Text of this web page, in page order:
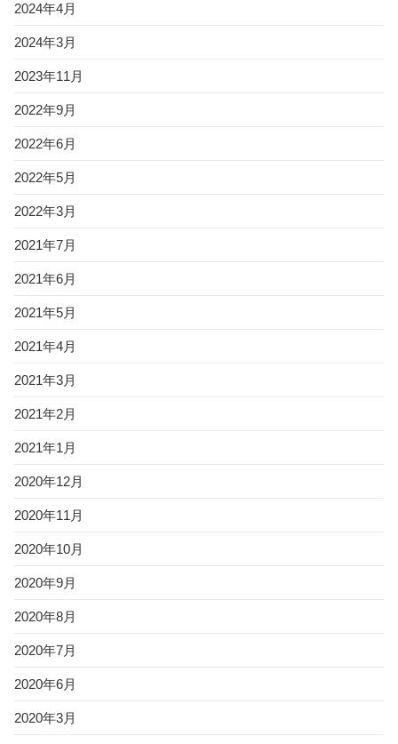
2024年4月
2024年3月
2023年11月
2022年9月
2022年6月
2022年5月
2022年3月
2021年7月
2021年6月
2021年5月
2021年4月
2021年3月
2021年2月
2021年1月
2020年12月
2020年11月
2020年10月
2020年9月
2020年8月
2020年7月
2020年6月
2020年3月